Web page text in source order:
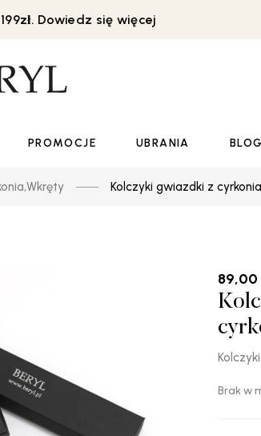
Dowiedz się więcej
PROMOCJE UBRANIA BLOG
,Wkręty Kolczyki gwiazdki z
89,00
Brak w